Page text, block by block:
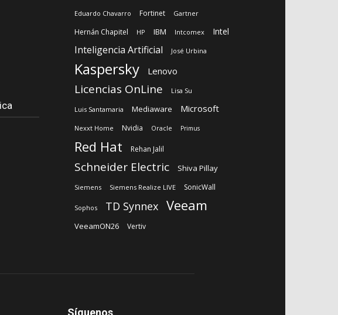
Eduardo Chavarro Fortinet Gartner
Hernán Chapitel HP IBM Intcomex Intel
Inteligencia Artificial José Urbina
Kaspersky Lenovo
Licencias OnLine Lisa Su
Luis Santamaria Mediaware Microsoft
Nexxt Home Nvidia Oracle Primus
Red Hat Rehan Jalil
Schneider Electric Shiva Pillay
Siemens Siemens Realize LIVE SonicWall
Sophos TD Synnex Veeam
VeeamON26 Vertiv
Síguenos